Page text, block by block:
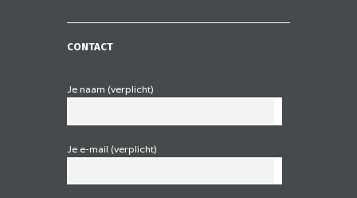
CONTACT
Je naam (verplicht)
Je e-mail (verplicht)